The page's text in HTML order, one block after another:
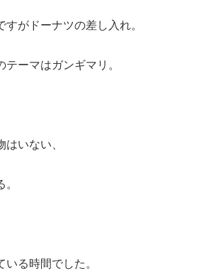
がドーナツの差し入れ。
ーマはガンギマリ。
いない、
る時間でした。